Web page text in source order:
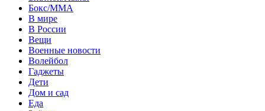
Бокс/MMA
В мире
В России
Вещи
Военные новости
Волейбол
Гаджеты
Дети
Дом и сад
Еда